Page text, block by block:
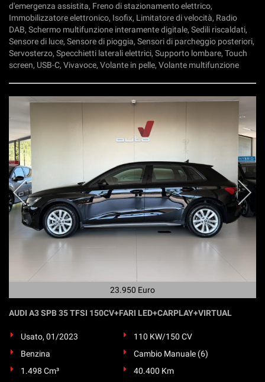
d'emergenza assistita, Freno di stazionamento elettrico,
Immobilizzatore elettronico, Isofix, Limitatore di velocità, Radio
DAB, Schermo multifunzione interamente digitale, Sedili riscaldati,
Sensore di luce, Sensore di pioggia, Sensori di parcheggio posteriori,
Servosterzo, Specchietti laterali elettrici, Supporto lombare, Touch
screen, USB-C, Vivavoce, Volante in pelle, Volante multifunzione
23.950 Euro
AUDI A3 SPB 35 TFSI 150CV+FARI LED+CARPLAY+VIRTUAL
Usato, 01/2023
110 KW/150 CV
Benzina
Cambio Manuale (6)
1.498 Cm³
40.400 Km